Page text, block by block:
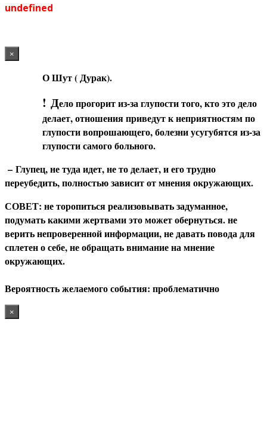
undefined
×
О Шут ( Дурак).
! Дело прогорит из-за глупости того, кто это дело
делает, отношения приведут к неприятностям по
глупости вопрошающего, болезни усугубятся из-за
глупости самого больного.
– Глупец, не туда идет, не то делает, и его трудно
переубедить, полностью зависит от мнения окружающих.
СОВЕТ: не торопиться реализовывать задуманное,
подумать какими жертвами это может обернуться. не
верить непроверенной информации, не давать повода для
сплетен о себе, не обращать внимание на мнение
окружающих.
Вероятность желаемого события: проблематично
×